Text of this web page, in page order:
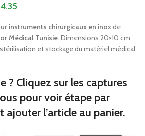
instruments chirurgicaux en inoxde
Médical Tunisie. Dimensions 20×10 cm
et stockage du matériel médical.
? Cliquez sur les captures
pour voir étape par
ajouter l’article au panier.